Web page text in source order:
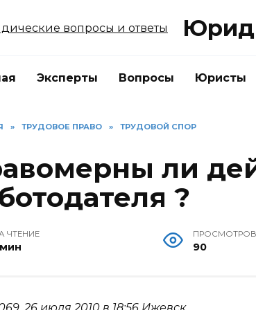
Эксперты Вопросы Юристы
» ТРУДОВОЕ ПРАВО » ТРУДОВОЙ СПОР
ли
?
ЧТЕНИЕ
мин
ПРОСМОТРОВ
90